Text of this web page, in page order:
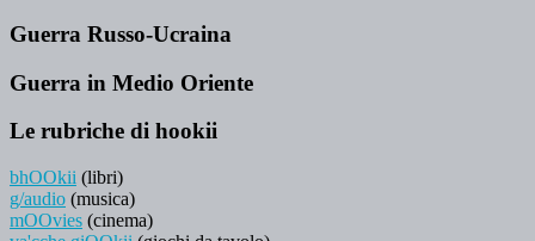
Guerra Russo-Ucraina
Guerra in Medio Oriente
Le rubriche di hookii
bhOOkii (libri)
g/audio (musica)
mOOvies (cinema)